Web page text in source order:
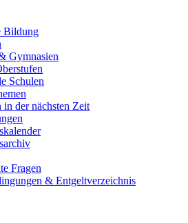
Bildung
Gymnasien
Schulen
der nächsten Zeit
Fragen
& Entgeltverzeichnis